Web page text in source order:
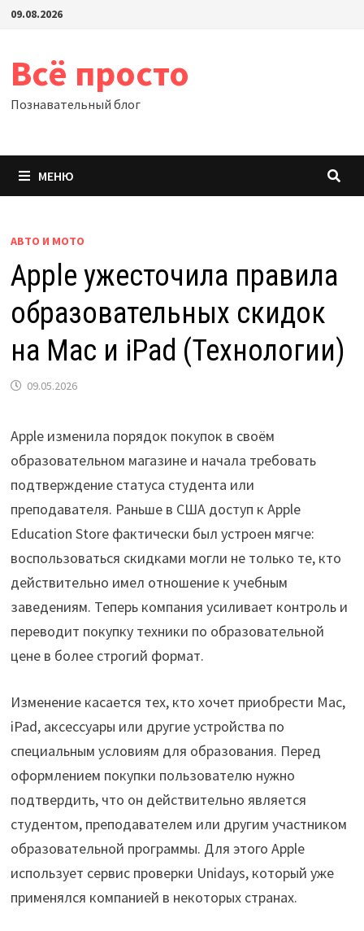
Перейти
09.08.2026
Всё просто
Познавательный блог
МЕНЮ
АВТО И МОТО
Apple ужесточила правила
образовательных скидок
на Mac и iPad (Технологии)
09.05.2026
Apple изменила порядок покупок в своём
образовательном магазине и начала требовать
подтверждение статуса студента или
преподавателя. Раньше в США доступ к Apple
Education Store фактически был устроен мягче:
воспользоваться скидками могли не только те, кто
действительно имел отношение к учебным
заведениям. Теперь компания усиливает контроль и
переводит покупку техники по образовательной
цене в более строгий формат.
Изменение касается тех, кто хочет приобрести Mac,
iPad, аксессуары или другие устройства по
специальным условиям для образования. Перед
оформлением покупки пользователю нужно
подтвердить, что он действительно является
студентом, преподавателем или другим участником
образовательной программы. Для этого Apple
использует сервис проверки Unidays, который уже
применялся компанией в некоторых странах.